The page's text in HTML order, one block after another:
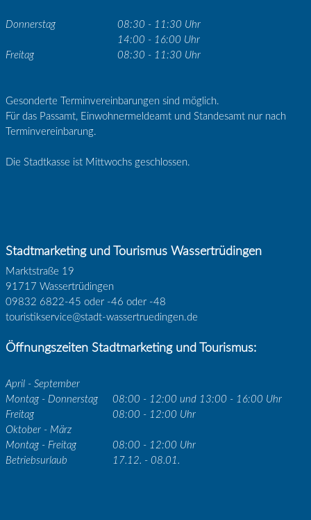
Donnerstag
08:30 - 11:30 Uhr
14:00 - 16:00 Uhr
Freitag
08:30 - 11:30 Uhr
Gesonderte Terminvereinbarungen sind möglich.
Für das Passamt, Einwohnermeldeamt und Standesamt nur nach
Terminvereinbarung.
Die Stadtkasse ist Mittwochs geschlossen.
Stadtmarketing und Tourismus Wassertrüdingen
Marktstraße 19
91717 Wassertrüdingen
09832 6822-45 oder -46 oder -48
touristikservice@stadt-wassertruedingen.de
Öffnungszeiten Stadtmarketing und Tourismus:
April - September
Montag - Donnerstag
08:00 - 12:00 und 13:00 - 16:00 Uhr
Freitag
08:00 - 12:00 Uhr
Oktober - März
Montag - Freitag
08:00 - 12:00 Uhr
Betriebsurlaub
17.12. - 08.01.